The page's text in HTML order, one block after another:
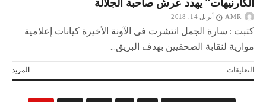
AMR أبريل 14, 2018
كتبت : سارة الجمل انتشرت فى الآونة الأخيرة كيانات إعلامية
موازية لنقابة الصحفيين بهدف البريق...
المزيد التعليقاتعلى
مستغلة